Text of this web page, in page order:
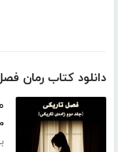
دانلود کتاب رمان